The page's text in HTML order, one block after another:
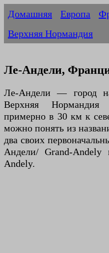
Домашняя Европа
Верхняя Нормандия
Ле-Андели,
Ле-Андели — город
Верхняя
примерно в 30 км к
можно понять из
два своих
Андели/ Grand-
Andely.